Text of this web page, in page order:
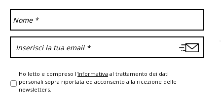
Ho letto e compreso l'Informativa al trattamento dei dati
personali sopra riportata ed acconsento alla ricezione delle
newsletters.